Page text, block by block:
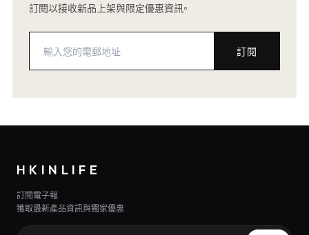
訂閱以接收新品上架與限定優惠資訊。
訂閱
HKINLIFE
訂閱電子報
獲取最新產品資訊與獨家優惠